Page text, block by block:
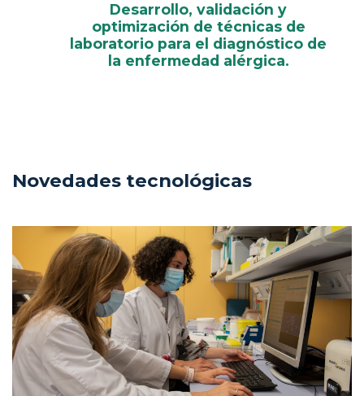
Desarrollo, validación y
optimización de técnicas de
laboratorio para el diagnóstico de
la enfermedad alérgica.
Novedades tecnológicas